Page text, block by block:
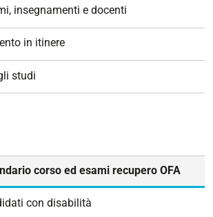
insegnamenti e docenti
in itinere
studi
corso ed esami recupero OFA
con disabilità